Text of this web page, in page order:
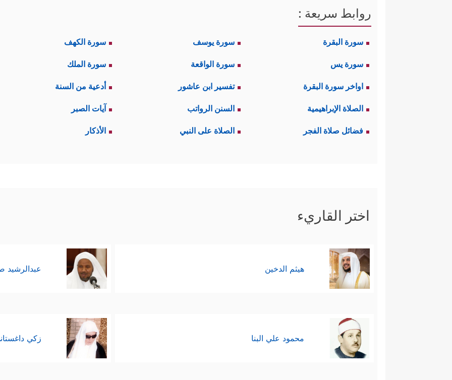
روابط سريعة :
سورة البقرة سورة يوسف سورة الكهف
سورة يس سورة الواقعة سورة الملك
اواخر سورة البقرة تفسير ابن عاشور أدعية من السنة
الصلاة الإبراهيمية السنن الرواتب آيات الصبر
فضائل صلاة الفجر الصلاة على النبي الأذكار
اختر القاريء
هيثم الدخين عبدالرشيد
محمود علي البنا زكي